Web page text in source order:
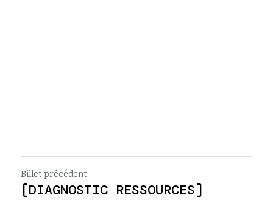
Billet précédent
[DIAGNOSTIC RESSOURCES]